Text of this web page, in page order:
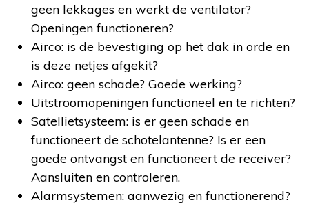
geen lekkages en werkt de ventilator?
Openingen functioneren?
Airco: is de bevestiging op het dak in orde en
is deze netjes afgekit?
Airco: geen schade? Goede werking?
Uitstroomopeningen functioneel en te richten?
Satellietsysteem: is er geen schade en
functioneert de schotelantenne? Is er een
goede ontvangst en functioneert de receiver?
Aansluiten en controleren.
Alarmsystemen: aanwezig en functionerend?